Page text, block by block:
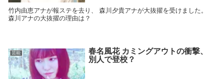
竹内由恵アナが報ステを去り、 森川夕貴アナが大抜擢を受けました。
森川アナの大抜擢の理由は？
芸能
春名風花 カミングアウトの衝撃、
別人で登校？